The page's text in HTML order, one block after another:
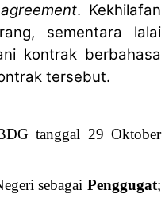
. Kekhilafan
sementara lalai
kontrak berbahasa
tersebut.
tanggal 29 Oktober
sebagaiPenggugat;